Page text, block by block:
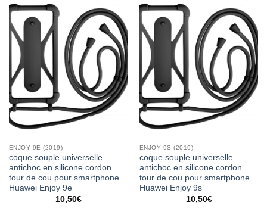
ENJOY 9E (2019)
coque souple universelle
antichoc en silicone cordon
tour de cou pour smartphone
Huawei Enjoy 9e
10,50€
ENJOY 9S (2019)
coque souple universelle
antichoc en silicone cordon
tour de cou pour smartphone
Huawei Enjoy 9s
10,50€